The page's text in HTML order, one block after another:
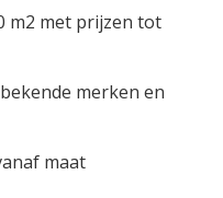
m2 met prijzen tot
merken en
maat